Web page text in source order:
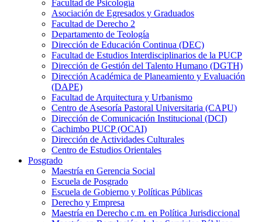
Facultad de Psicología
Asociación de Egresados y Graduados
Facultad de Derecho 2
Departamento de Teología
Dirección de Educación Continua (DEC)
Facultad de Estudios Interdisciplinarios de la PUCP
Dirección de Gestión del Talento Humano (DGTH)
Dirección Académica de Planeamiento y Evaluación
(DAPE)
Facultad de Arquitectura y Urbanismo
Centro de Asesoría Pastoral Universitaria (CAPU)
Dirección de Comunicación Institucional (DCI)
Cachimbo PUCP (OCAI)
Dirección de Actividades Culturales
Centro de Estudios Orientales
Posgrado
Maestría en Gerencia Social
Escuela de Posgrado
Escuela de Gobierno y Políticas Públicas
Derecho y Empresa
Maestría en Derecho c.m. en Política Jurisdiccional